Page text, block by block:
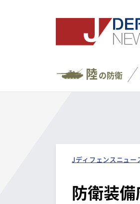
陸の防衛
Jディフェンスニュー
防衛装